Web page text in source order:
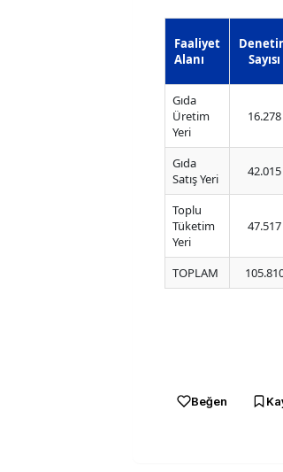
Faaliyet
Alanı
Sayısı
Gıda
Üretim
Yeri
16.278
Gıda
Satış Yeri
42.015
Toplu
Tüketim
Yeri
47.517
TOPLAM
Beğen